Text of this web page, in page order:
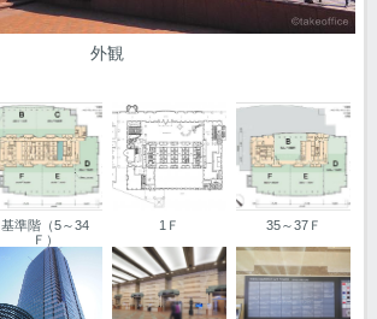
外観
基準階（5～34
Ｆ）
1Ｆ 35～37Ｆ